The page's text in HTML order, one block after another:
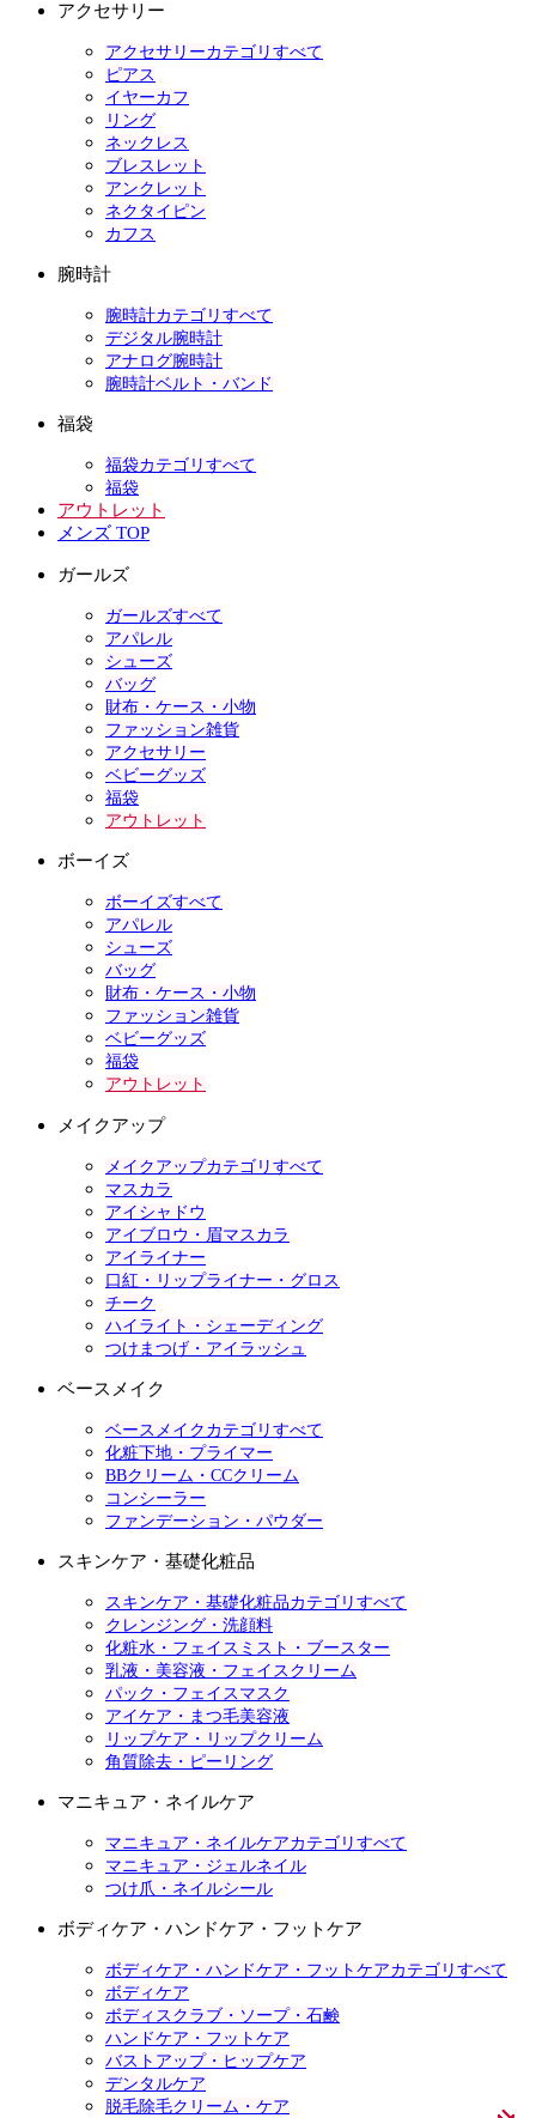
アクセサリー
アクセサリーカテゴリすべて
ピアス
イヤーカフ
リング
ネックレス
ブレスレット
アンクレット
ネクタイピン
カフス
腕時計
腕時計カテゴリすべて
デジタル腕時計
アナログ腕時計
腕時計ベルト・バンド
福袋
福袋カテゴリすべて
福袋
アウトレット
メンズ TOP
ガールズ
ガールズすべて
アパレル
シューズ
バッグ
財布・ケース・小物
ファッション雑貨
アクセサリー
ベビーグッズ
福袋
アウトレット
ボーイズ
ボーイズすべて
アパレル
シューズ
バッグ
財布・ケース・小物
ファッション雑貨
ベビーグッズ
福袋
アウトレット
メイクアップ
メイクアップカテゴリすべて
マスカラ
アイシャドウ
アイブロウ・眉マスカラ
アイライナー
口紅・リップライナー・グロス
チーク
ハイライト・シェーディング
つけまつげ・アイラッシュ
ベースメイク
ベースメイクカテゴリすべて
化粧下地・プライマー
BBクリーム・CCクリーム
コンシーラー
ファンデーション・パウダー
スキンケア・基礎化粧品
スキンケア・基礎化粧品カテゴリすべて
クレンジング・洗顔料
化粧水・フェイスミスト・ブースター
乳液・美容液・フェイスクリーム
パック・フェイスマスク
アイケア・まつ毛美容液
リップケア・リップクリーム
角質除去・ピーリング
マニキュア・ネイルケア
マニキュア・ネイルケアカテゴリすべて
マニキュア・ジェルネイル
つけ爪・ネイルシール
ボディケア・ハンドケア・フットケア
ボディケア・ハンドケア・フットケアカテゴリすべて
ボディケア
ボディスクラブ・ソープ・石鹸
ハンドケア・フットケア
バストアップ・ヒップケア
デンタルケア
脱毛除毛クリーム・ケア